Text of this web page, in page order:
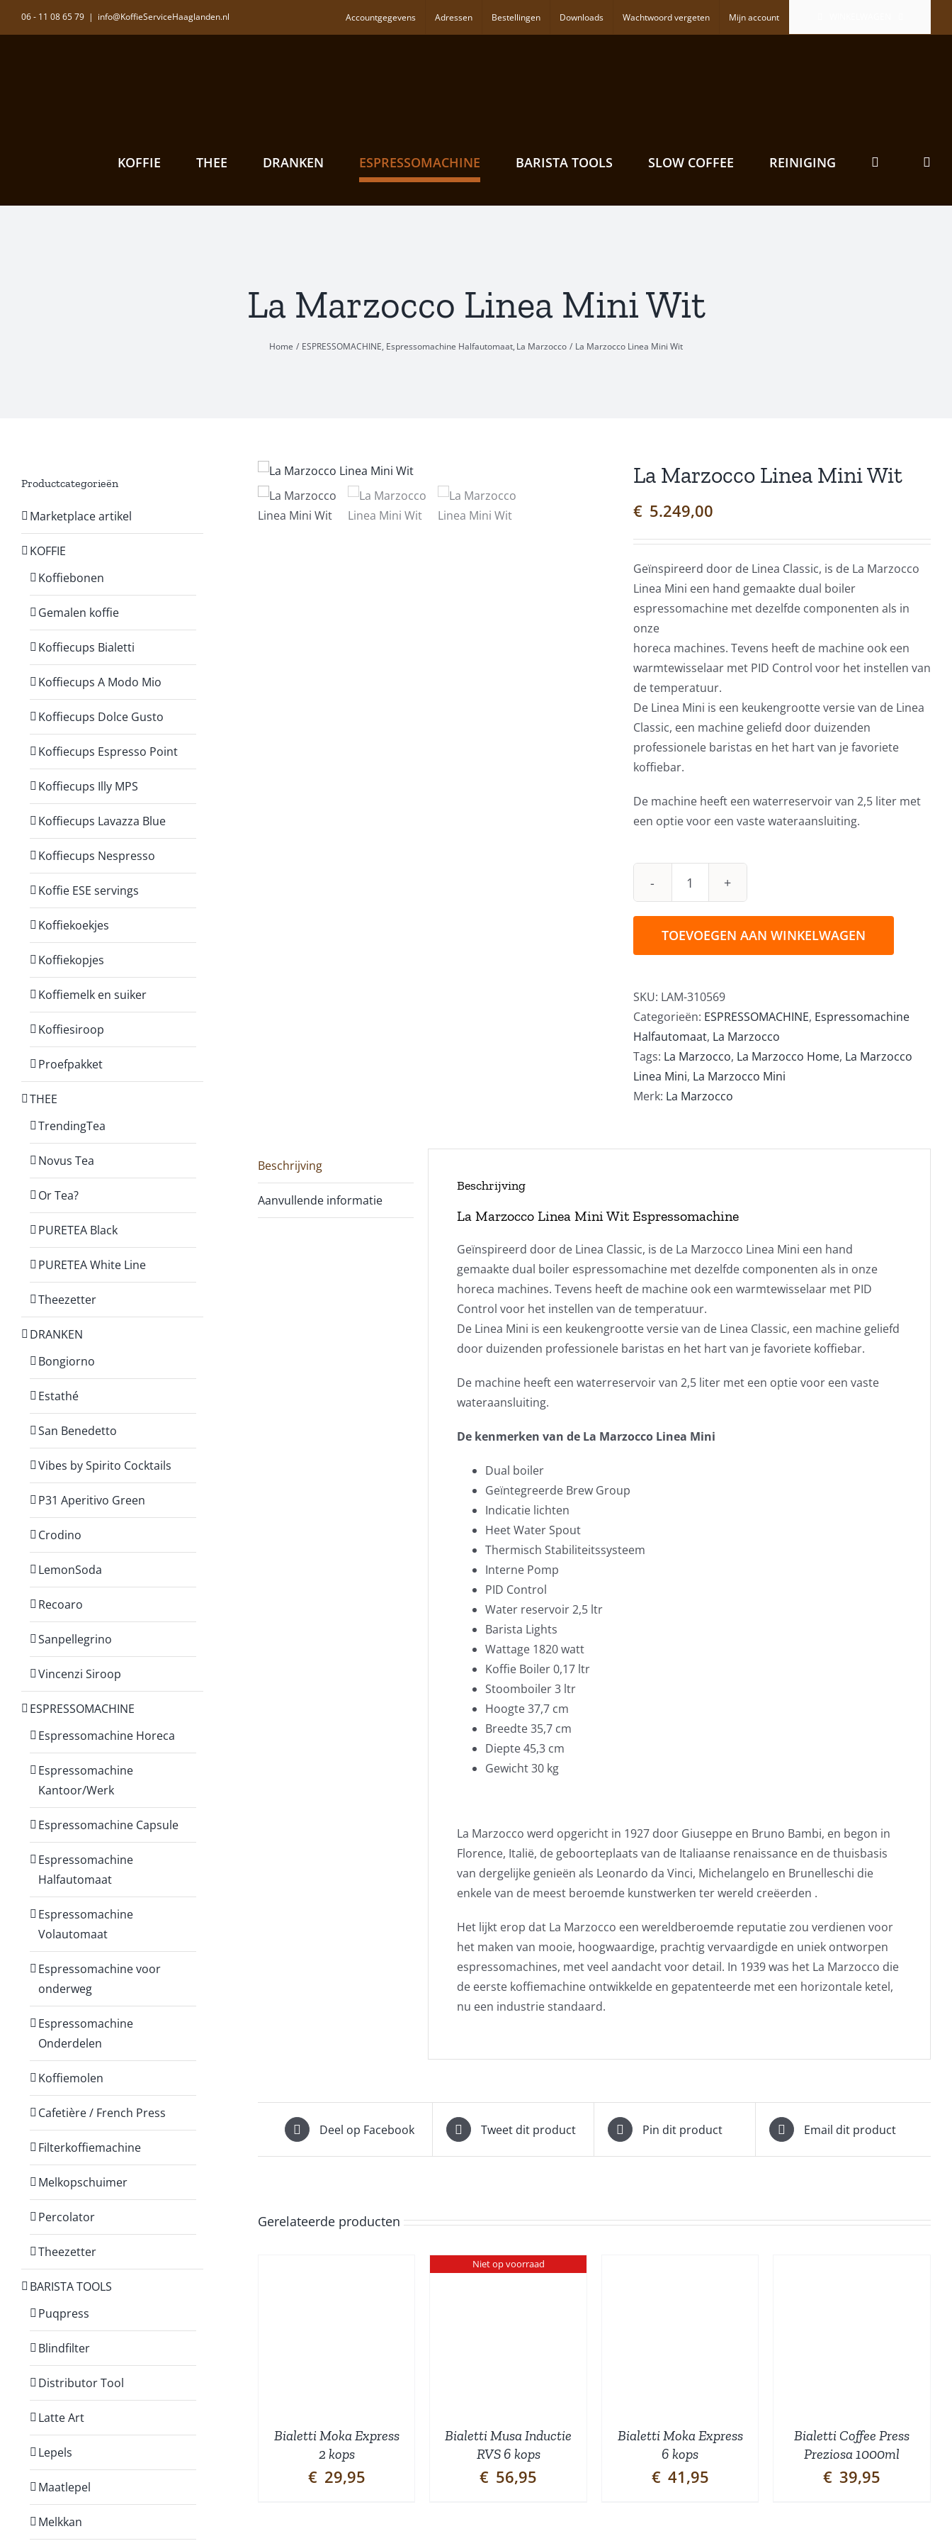
06 - 11 08 65 79 | info@KoffieServiceHaaglanden.nl Accountgegevens Adressen Bestellingen Downloads Wachtwoord vergeten Mijn account
KOFFIE THEE DRANKEN ESPRESSOMACHINE BARISTA TOOLS SLOW COFFEE REINIGING
La Marzocco Linea Mini Wit
Home ESPRESSOMACHINE Espressomachine Halfautomaat La Marzocco La Marzocco Linea Mini Wit
La Marzocco Linea Mini Wit
€ 5.249,00
Geïnspireerd door de Linea Classic, is de La Marzocco
Linea Mini een hand gemaakte dual boiler
espressomachine met dezelfde componenten als in
onze
horeca machines. Tevens heeft de machine ook een
warmtewisselaar met PID Control voor het instellen van
de temperatuur.
De Linea Mini is een keukengrootte versie van de Linea
Classic, een machine geliefd door duizenden
professionele baristas en het hart van je favoriete
koffiebar.
De machine heeft een waterreservoir van 2,5 liter met
een optie voor een vaste wateraansluiting.
La
Linea
aantal
TOEVOEGEN AAN WINKELWAGEN
SKU: LAM-310569
Categorieën: ESPRESSOMACHINE, Espressomachine
Halfautomaat, La Marzocco
Tags: La Marzocco, La Marzocco Home, La Marzocco
Linea Mini, La Marzocco Mini
Merk: La Marzocco
Beschrijving
Aanvullende informatie
Beschrijving
La Marzocco Linea Mini Wit Espressomachine
Geïnspireerd door de Linea Classic, is de La Marzocco Linea Mini een hand
gemaakte dual boiler espressomachine met dezelfde componenten als in onze
horeca machines. Tevens heeft de machine ook een warmtewisselaar met PID
Control voor het instellen van de temperatuur.
De Linea Mini is een keukengrootte versie van de Linea Classic, een machine geliefd
door duizenden professionele baristas en het hart van je favoriete koffiebar.
De machine heeft een waterreservoir van 2,5 liter met een optie voor een vaste
wateraansluiting.
De kenmerken van de La Marzocco Linea Mini
Dual boiler
Geïntegreerde Brew Group
Indicatie lichten
Heet Water Spout
Thermisch Stabiliteitssysteem
Interne Pomp
PID Control
Water reservoir 2,5 ltr
Barista Lights
Wattage 1820 watt
Koffie Boiler 0,17 ltr
Stoomboiler 3 ltr
Hoogte 37,7 cm
Breedte 35,7 cm
Diepte 45,3 cm
Gewicht 30 kg
La Marzocco werd opgericht in 1927 door Giuseppe en Bruno Bambi, en begon in
Florence, Italië, de geboorteplaats van de Italiaanse renaissance en de thuisbasis
van dergelijke genieën als Leonardo da Vinci, Michelangelo en Brunelleschi die
enkele van de meest beroemde kunstwerken ter wereld creëerden .
Het lijkt erop dat La Marzocco een wereldberoemde reputatie zou verdienen voor
het maken van mooie, hoogwaardige, prachtig vervaardigde en uniek ontworpen
espressomachines, met veel aandacht voor detail. In 1939 was het La Marzocco die
de eerste koffiemachine ontwikkelde en gepatenteerde met een horizontale ketel,
nu een industrie standaard.
Deel op Facebook Tweet dit product Pin dit product Email dit product
Gerelateerde producten
Bialetti Moka Express
2 kops
€ 29,95
Niet op voorraad
Bialetti Musa Inductie
RVS 6 kops
€ 56,95
Bialetti Moka Express
6 kops
€ 41,95
Bialetti Coffee Press
Preziosa 1000ml
€ 39,95
Productcategorieën
Marketplace artikel
KOFFIE
Koffiebonen
Gemalen koffie
Koffiecups Bialetti
Koffiecups A Modo Mio
Koffiecups Dolce Gusto
Koffiecups Espresso Point
Koffiecups Illy MPS
Koffiecups Lavazza Blue
Koffiecups Nespresso
Koffie ESE servings
Koffiekoekjes
Koffiekopjes
Koffiemelk en suiker
Koffiesiroop
Proefpakket
THEE
TrendingTea
Novus Tea
Or Tea?
PURETEA Black
PURETEA White Line
Theezetter
DRANKEN
Bongiorno
Estathé
San Benedetto
Vibes by Spirito Cocktails
P31 Aperitivo Green
Crodino
LemonSoda
Recoaro
Sanpellegrino
Vincenzi Siroop
ESPRESSOMACHINE
Espressomachine Horeca
Espressomachine
Kantoor/Werk
Espressomachine Capsule
Espressomachine
Halfautomaat
Espressomachine
Volautomaat
Espressomachine voor
onderweg
Espressomachine
Onderdelen
Koffiemolen
Cafetière / French Press
Filterkoffiemachine
Melkopschuimer
Percolator
Theezetter
BARISTA TOOLS
Puqpress
Blindfilter
Distributor Tool
Latte Art
Lepels
Maatlepel
Melkkan